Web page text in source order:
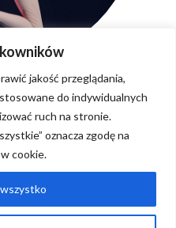
jakość przeglądania,
do indywidualnych
ruch na stronie.
oznacza zgodę na
cookie.